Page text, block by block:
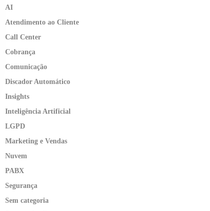
AI
Atendimento ao Cliente
Call Center
Cobrança
Comunicação
Discador Automático
Insights
Inteligência Artificial
LGPD
Marketing e Vendas
Nuvem
PABX
Segurança
Sem categoria